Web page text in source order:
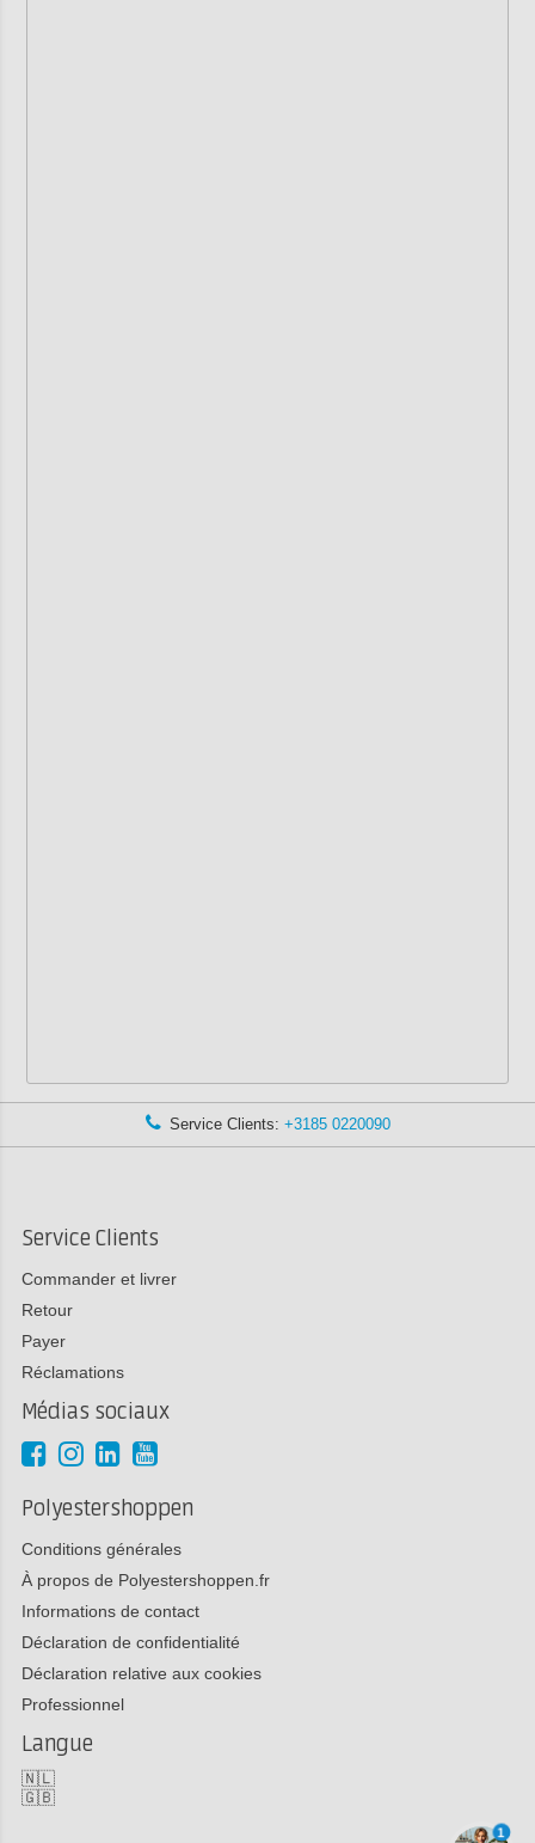
Service Clients: +3185 0220090
Service Clients
Commander et livrer
Retour
Payer
Réclamations
Médias sociaux
Polyestershoppen
Conditions générales
À propos de Polyestershoppen.fr
Informations de contact
Déclaration de confidentialité
Déclaration relative aux cookies
Professionnel
Langue
🇳🇱
🇬🇧
1